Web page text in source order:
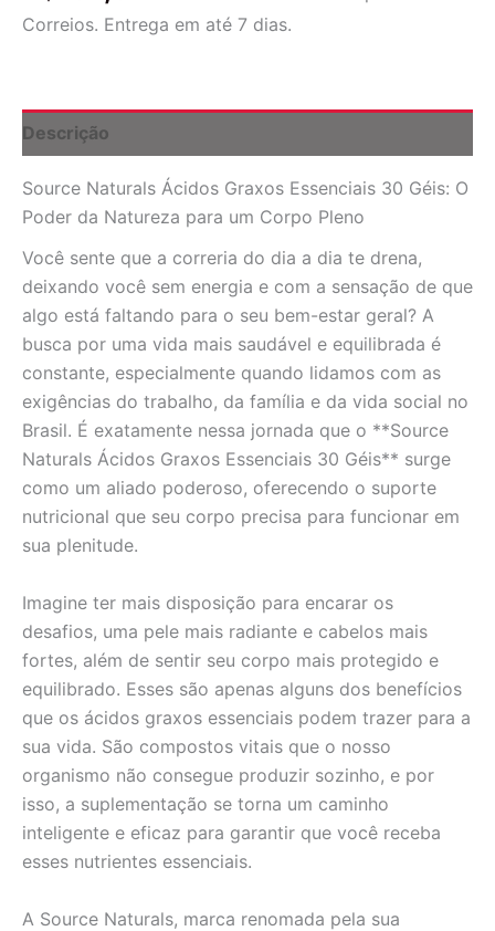
30
e
Bem-
para
Você
Correios. Entrega em até 7 dias.
Descrição
Source Naturals Ácidos Graxos Essenciais 30 Géis: O
Poder da Natureza para um Corpo Pleno
Você sente que a correria do dia a dia te drena,
deixando você sem energia e com a sensação de que
algo está faltando para o seu bem-estar geral? A
busca por uma vida mais saudável e equilibrada é
constante, especialmente quando lidamos com as
exigências do trabalho, da família e da vida social no
Brasil. É exatamente nessa jornada que o **Source
Naturals Ácidos Graxos Essenciais 30 Géis** surge
como um aliado poderoso, oferecendo o suporte
nutricional que seu corpo precisa para funcionar em
sua plenitude.
Imagine ter mais disposição para encarar os
desafios, uma pele mais radiante e cabelos mais
fortes, além de sentir seu corpo mais protegido e
equilibrado. Esses são apenas alguns dos benefícios
que os ácidos graxos essenciais podem trazer para a
sua vida. São compostos vitais que o nosso
organismo não consegue produzir sozinho, e por
isso, a suplementação se torna um caminho
inteligente e eficaz para garantir que você receba
esses nutrientes essenciais.
A Source Naturals, marca renomada pela sua